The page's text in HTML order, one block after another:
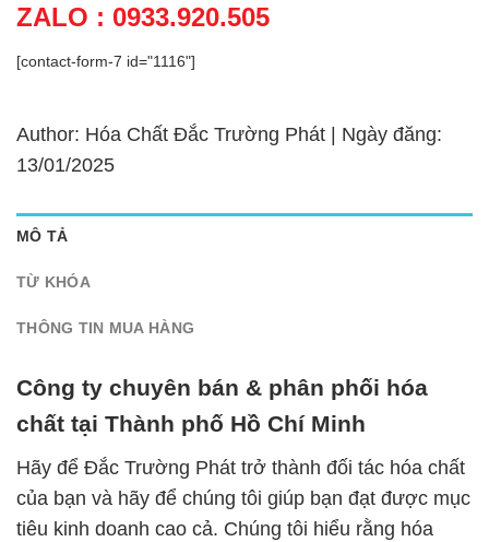
ZALO : 0933.920.505
[contact-form-7 id="1116"]
Author: Hóa Chất Đắc Trường Phát | Ngày đăng:
13/01/2025
MÔ TẢ
TỪ KHÓA
THÔNG TIN MUA HÀNG
Công ty chuyên bán & phân phối hóa
chất tại Thành phố Hồ Chí Minh
Hãy để Đắc Trường Phát trở thành đối tác hóa chất
của bạn và hãy để chúng tôi giúp bạn đạt được mục
tiêu kinh doanh cao cả. Chúng tôi hiểu rằng hóa